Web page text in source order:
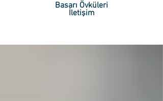
Başarı Öyküleri
İletişim